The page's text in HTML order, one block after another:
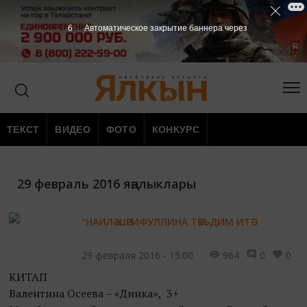
ТЕКСТ ВИДЕО ФОТО КОНКУРС
29 февраль 2016 яңалыклары
"НАИЛӘ ШӘРИФУЛЛИНА ТӘКЪДИМ ИТӘ"
29 февраля 2016 - 15:00 964 0 0
КИТАП
Валентина Осеева – «Динка», 3+
5 Автоматическое закрытие баннера через